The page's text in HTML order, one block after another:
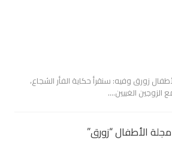
مجلة الأطفال زورق وفيه: سنقرأ حكاية الفأر الشجاع،
الزوجين الغبيين.…